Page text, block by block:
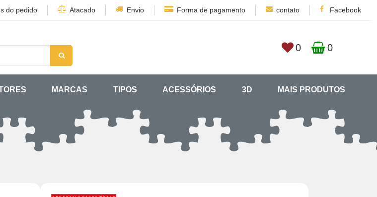
do pedido Atacado Envio Forma de pagamento contato Facebook
0 0
MARCAS TIPOS ACESSÓRIOS 3D MAIS PRODUTOS